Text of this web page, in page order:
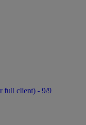
full client) - 9/9